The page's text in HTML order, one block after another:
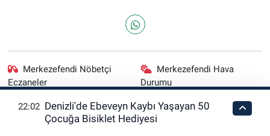
Merkezefendi Nöbetçi
Eczaneler
Merkezefendi Hava
Durumu
Merkezefendi Trafik
Yoğunluk Haritası
Puan Durumu ve Fikstür
22:02 Denizli'de Ebeveyn Kaybı Yaşayan 50
Çocuğa Bisiklet Hediyesi